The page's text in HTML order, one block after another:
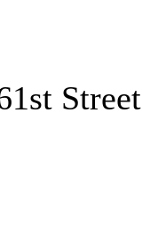
Street